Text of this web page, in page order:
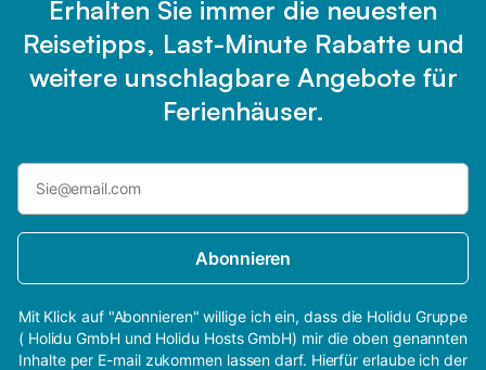
Erhalten Sie immer die neuesten
Reisetipps, Last-Minute Rabatte und
weitere unschlagbare Angebote für
Ferienhäuser.
Abonnieren
Mit Klick auf "Abonnieren" willige ich ein, dass die Holidu Gruppe
( Holidu GmbH und Holidu Hosts GmbH) mir die oben genannten
Inhalte per E-mail zukommen lassen darf. Hierfür erlaube ich der